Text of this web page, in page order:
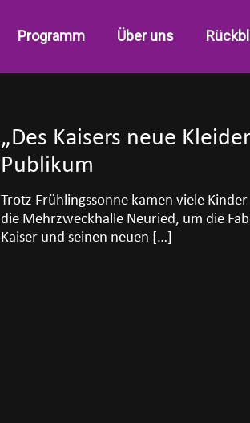
Programm Über uns
„Des Kaisers neue
Publikum
Trotz Frühlingssonne kamen viele
die Mehrzweckhalle Neuried, um die
Kaiser und seinen neuen […]